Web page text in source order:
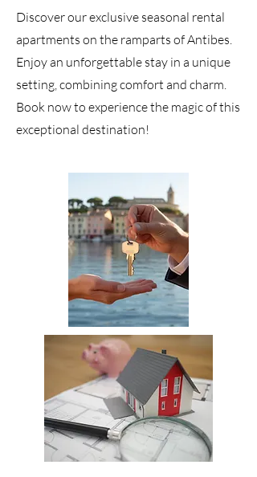
Discover our exclusive seasonal rental
apartments on the ramparts of Antibes.
Enjoy an unforgettable stay in a unique
setting, combining comfort and charm.
Book now to experience the magic of this
exceptional destination!